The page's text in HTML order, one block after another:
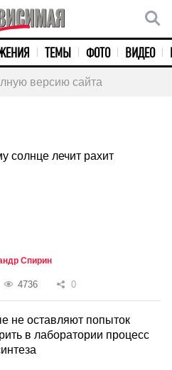
ТЕМЫ ФОТО ВИДЕО
версию сайта
солнце лечит рахит
Спирин
4736 0
не оставляют попыток
в лаборатории процесс